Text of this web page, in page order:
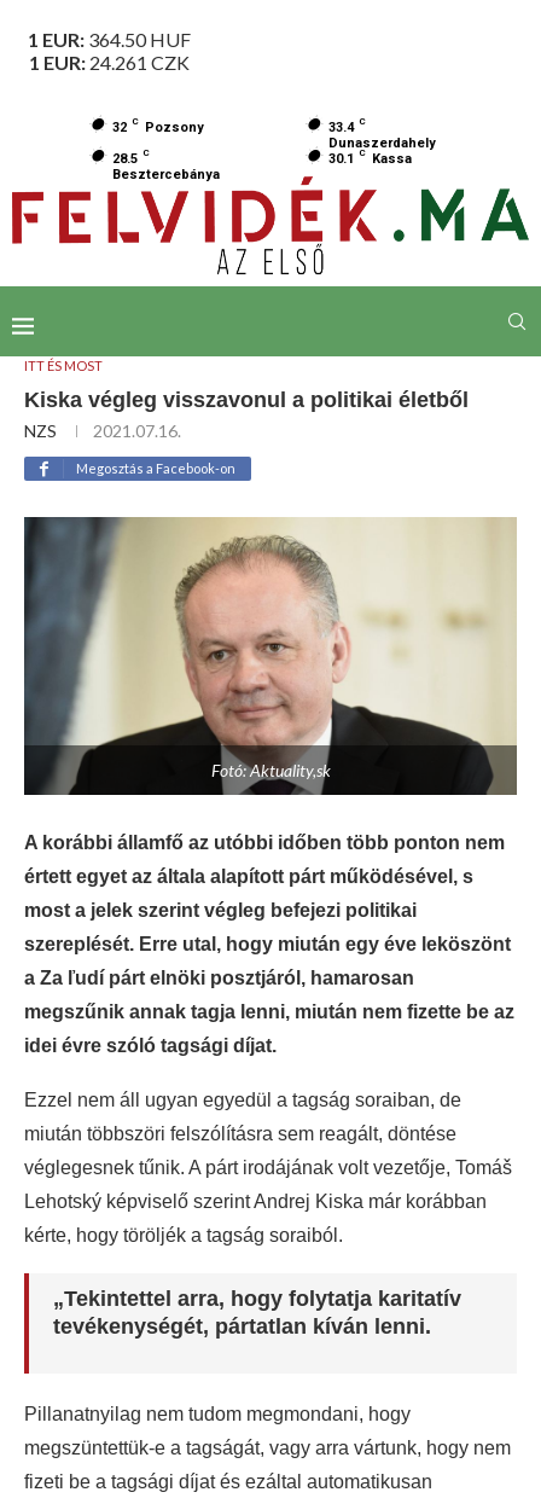
1 EUR: 364.50HUF
1 EUR: 24.261 CZK
32 C Pozsony 33.4 C
Dunaszerdahely
28.5 C
Besztercebánya
30.1 C Kassa
ITT ÉS MOST
Kiska végleg visszavonul a politikai életből
NZS 2021.07.16.
Megosztás a Facebook-on
Fotó: Aktuality,sk
A korábbi államfő az utóbbi időben több ponton nem
értett egyet az általa alapított párt működésével, s
most a jelek szerint végleg befejezi politikai
szereplését. Erre utal, hogy miután egy éve leköszönt
a Za ľudí párt elnöki posztjáról, hamarosan
megszűnik annak tagja lenni, miután nem fizette be az
idei évre szóló tagsági díjat.
Ezzel nem áll ugyan egyedül a tagság soraiban, de
miután többszöri felszólításra sem reagált, döntése
véglegesnek tűnik. A párt irodájának volt vezetője, Tomáš
Lehotský képviselő szerint Andrej Kiska már korábban
kérte, hogy töröljék a tagság soraiból.
„Tekintettel arra, hogy folytatja karitatív
tevékenységét, pártatlan kíván lenni.
Pillanatnyilag nem tudom megmondani, hogy
megszüntettük-e a tagságát, vagy arra vártunk, hogy nem
fizeti be a tagsági díjat és ezáltal automatikusan